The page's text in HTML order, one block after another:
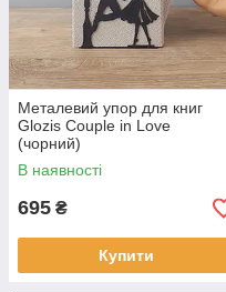
Металевий упор для книг
Glozis Couple in Love
(чорний)
В наявності
695 ₴
Купити